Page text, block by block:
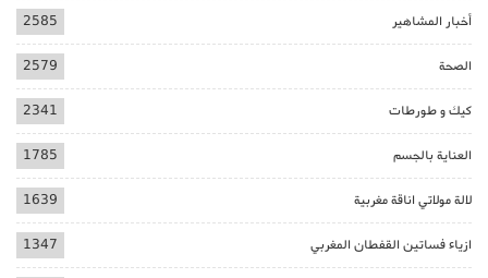
أخبار المشاهير 2585
الصحة 2579
كيك و طورطات 2341
العناية بالجسم 1785
لالة مولاتي اناقة مغربية 1639
ازياء فساتين القفطان المغربي 1347